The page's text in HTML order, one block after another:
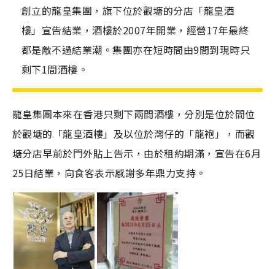
創立的龍皇集團，旗下位於觀塘的分店「龍皇酒
樓」宣告結業，酒樓於2007年開業，經營17年最終
都是敵不過結業潮。集團亦在短時間由9間到現時只
剩下1間酒樓。
龍皇集團本來在香港只剩下兩間酒樓，分別是位於間位
於觀塘的「龍皇酒樓」及以位於灣仔的「龍袍」，而觀
塘分店早前於門外貼上告示，由於租約期滿，宣告在6月
25日結業，向食客表示感謝多年鼎力支持。